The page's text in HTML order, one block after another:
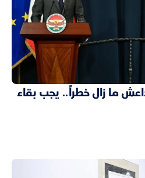
داعش ما زال خطراً.. يجب بقاء